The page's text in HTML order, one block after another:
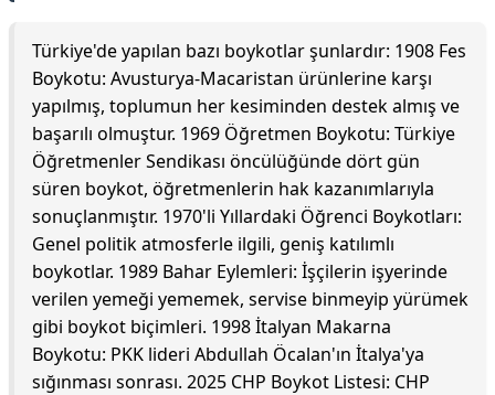
Türkiye'de yapılan bazı boykotlar şunlardır: 1908 Fes
Boykotu: Avusturya-Macaristan ürünlerine karşı
yapılmış, toplumun her kesiminden destek almış ve
başarılı olmuştur. 1969 Öğretmen Boykotu: Türkiye
Öğretmenler Sendikası öncülüğünde dört gün
süren boykot, öğretmenlerin hak kazanımlarıyla
sonuçlanmıştır. 1970'li Yıllardaki Öğrenci Boykotları:
Genel politik atmosferle ilgili, geniş katılımlı
boykotlar. 1989 Bahar Eylemleri: İşçilerin işyerinde
verilen yemeği yememek, servise binmeyip yürümek
gibi boykot biçimleri. 1998 İtalyan Makarna
Boykotu: PKK lideri Abdullah Öcalan'ın İtalya'ya
sığınması sonrası. 2025 CHP Boykot Listesi: CHP